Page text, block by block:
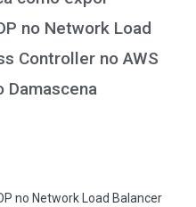
no Network Load
Controller no AWS
Damascena
no Network Load Balancer